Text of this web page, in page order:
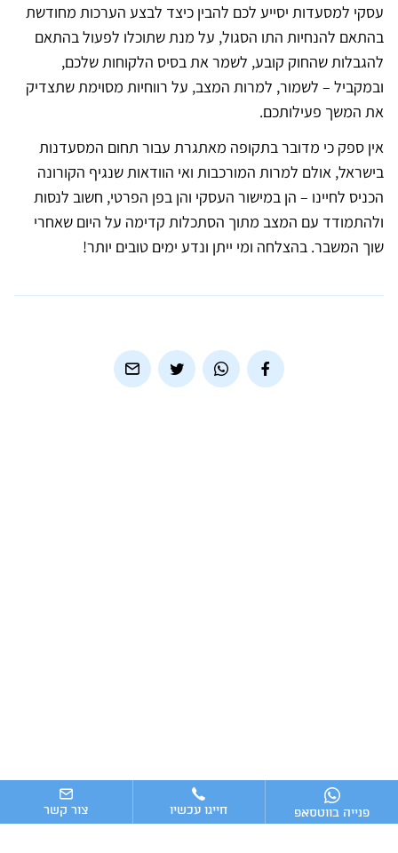
עסקי למסעדות יסייע לכם להבין כיצד לבצע הערכות מחודשת
בהתאם להנחיות התו הסגול, על מנת שתוכלו לפעול בהתאם
להגבלות שהחוק קובע, לשמר את בסיס הלקוחות שלכם,
ובמקביל – לשמור, למרות המצב, על רווחיות מסוימת שתצדיק
את המשך פעילותכם.
אין ספק כי מדובר בתקופה מאתגרת עבור תחום המסעדנות
בישראל, אולם למרות המורכבות ואי הוודאות שנגיף הקורונה
הכניס לחיינו – הן במישור העסקי והן בפן הפרטי, חשוב לנסות
ולהתמודד עם המצב מתוך הסתכלות קדימה על היום שאחרי
שוך המשבר. בהצלחה ומי ייתן ונדע ימים טובים יותר!
פנייה בווטסאפ חייגו עכשיו צור קשר